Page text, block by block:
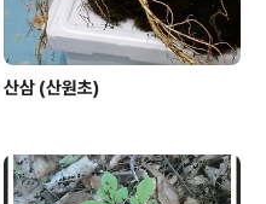
산삼 (산원초)